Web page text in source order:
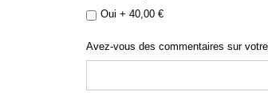
Oui + 40,00 €
Avez-vous des commentaires sur